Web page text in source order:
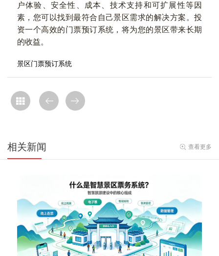
户体验、安全性、成本、技术支持和可扩展性等因
素，您可以找到最符合自己景区需求的解决方案。投
资一个高效的门票预订系统，将为您的景区带来长期
的收益。
景区门票预订系统
相关新闻 查看更多